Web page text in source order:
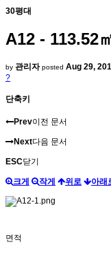
30평대
A12 - 113.52
by 관리자 posted Aug 29,
?
단축키
Prev이전 문서
Next다음 문서
ESC닫기
크게 작게 위로 아래
면적